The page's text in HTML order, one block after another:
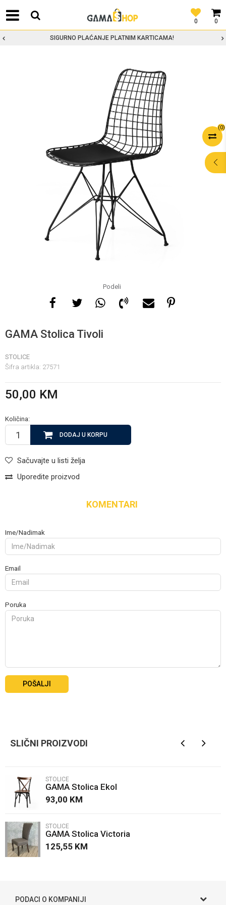
0
0
SIGURNO PLAĆANJE PLATNIM KARTICAMA!
(0)
Podeli
GAMA Stolica Tivoli
STOLICE
Šifra artikla: 27571
50,00 KM
Količina:
DODAJ U KORPU
Sačuvajte u listi želja
Uporedite proizvod
POMOĆ PRI
KUPOVINI
KOMENTARI
Ime/Nadimak
Email
Poruka
POŠALJI
SLIČNI PROIZVODI
STOLICE
GAMA Stolica Ekol
93,00 KM
STOLICE
GAMA Stolica Victoria
125,55 KM
PODACI O KOMPANIJI